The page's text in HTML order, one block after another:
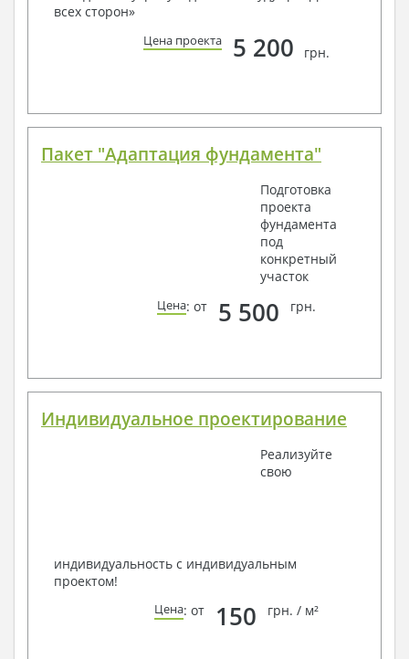
способом связи: закажите обратный звонок,
по viber, e-mail, телефон -
всех сторон»
Цена проекта 5 200 грн.
Пакет "Адаптация фундамента"
Подготовка
проекта
фундамента
под
конкретный
участок
Цена: от 5 500 грн.
Индивидуальное проектирование
Реализуйте
свою
индивидуальность с индивидуальным
проектом!
Цена: от 150 грн. / м²